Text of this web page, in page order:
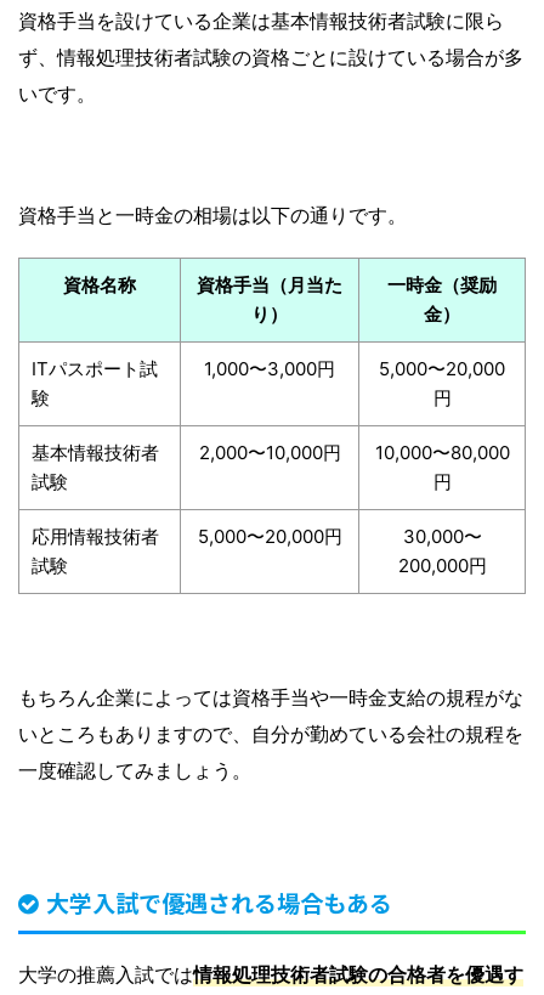
資格手当を設けている企業は基本情報技術者試験に限ら
ず、情報処理技術者試験の資格ごとに設けている場合が多
いです。
資格手当と一時金の相場は以下の通りです。
資格名称
資格手当（月当た
り）
一時金（奨励
金）
ITパスポート試
験
1,000〜3,000円
5,000〜20,000
円
基本情報技術者
試験
2,000〜10,000円
10,000〜80,000
円
応用情報技術者
試験
5,000〜20,000円
30,000〜
200,000円
もちろん企業によっては資格手当や一時金支給の規程がな
いところもありますので、自分が勤めている会社の規程を
一度確認してみましょう。
大学入試で優遇される場合もある
大学の推薦入試では情報処理技術者試験の合格者を優遇す